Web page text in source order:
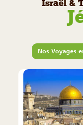
Israël &
Nos Voyages